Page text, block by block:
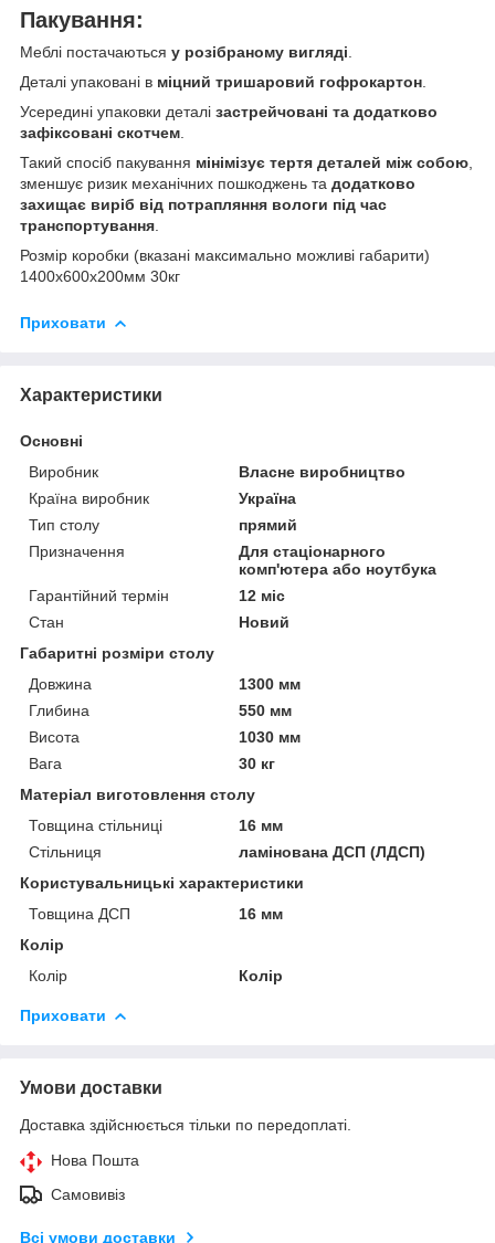
Пакування:
Меблі постачаються у розібраному вигляді
Деталі упаковані в міцний тришаровий гофрокартон
Усередині упаковки деталі застрейчовані та додатково
зафіксовані скотчем
Такий спосіб пакування мінімізує тертя деталей між собою
зменшує ризик механічних пошкоджень та додатково
захищає виріб від потрапляння вологи під час
транспортування
Розмір коробки (вказані максимально можливі габарити)
1400х600х200мм 30кг
Приховати
Характеристики
Основні
Виробник
Власне виробництво
Країна виробник
Україна
Тип столу
прямий
Призначення
Для стаціонарного
комп'ютера або ноутбука
Гарантійний термін
12 міс
Стан
Новий
Габаритні розміри столу
Довжина
1300 мм
Глибина
550 мм
Висота
1030 мм
Вага
30 кг
Матеріал виготовлення столу
Товщина стільниці
16 мм
Стільниця
ламінована ДСП (ЛДСП)
Користувальницькі характеристики
Товщина ДСП
16 мм
Колір
Колір
Колір
Приховати
Умови доставки
Доставка здійснюється тільки по передоплаті.
Нова Пошта
Самовивіз
Всі умови доставки